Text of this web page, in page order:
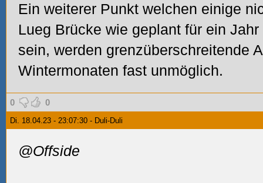
Ein weiterer Punkt welchen einige
Lueg Brücke wie geplant für ein
sein, werden grenzüberschreitende
Wintermonaten fast unmöglich.
0 0
Di. 18.04.23 - 23:07:30 - Duli-Duli
@Offside